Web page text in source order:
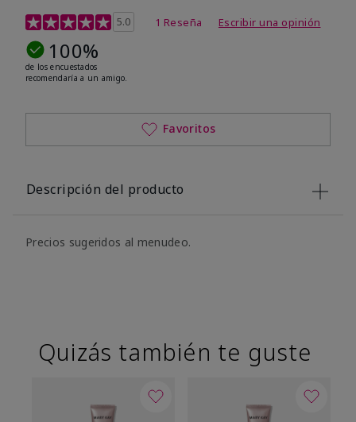
Calificación de clientes de 3,8 de 5
5.0 1 Reseña Escribir una opinión
100%
de los encuestados
recomendaría a un amigo.
Favoritos
Descripción del producto
Precios sugeridos al menudeo.
Quizás también te guste